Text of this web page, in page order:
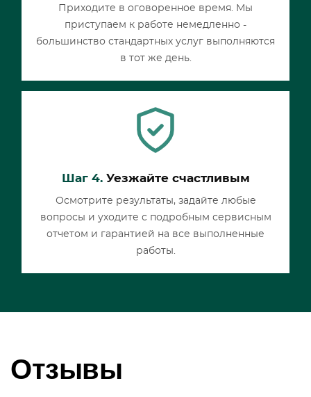
Приходите в оговоренное время. Мы
приступаем к работе немедленно -
большинство стандартных услуг выполняются
в тот же день.
Шаг 4.Уезжайте счастливым
Осмотрите результаты, задайте любые
вопросы и уходите с подробным сервисным
отчетом и гарантией на все выполненные
работы.
Отзывы